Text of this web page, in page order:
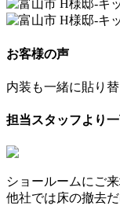
お客様の声
内装も一緒に貼り
担当スタッフより
ショールームにご
他社では床の撤去